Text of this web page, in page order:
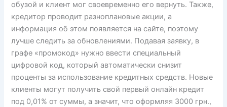
обузой и клиент мог своевременно его вернуть. Также,
кредитор проводит разноплановые акции, а
информация об этом появляется на сайте, поэтому
лучше следить за обновлениями. Подавая заявку, в
графе «промокод» нужно ввести специальный
цифровой код, который автоматически снизит
проценты за использование кредитных средств. Новые
клиенты могут получить свой первый онлайн кредит
под 0,01% от суммы, а значит, что оформляя 3000 грн.,